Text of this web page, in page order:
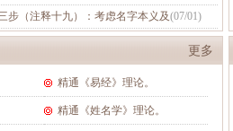
步（注释十九）：考虑名字本义及(07/01)
更多
精通《易经》理论。
精通《姓名学》理论。